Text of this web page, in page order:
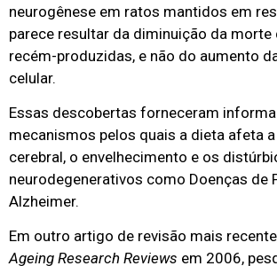
neurogênese em ratos mantidos em
parece resultar da diminuição da morte
recém-produzidas, e não do aumento
celular.
Essas descobertas forneceram
mecanismos pelos quais a dieta afeta
cerebral, o envelhecimento e os
neurodegenerativos como Doenças de
Alzheimer.
Em outro artigo de revisão mais
Ageing Research Reviews em 2006,